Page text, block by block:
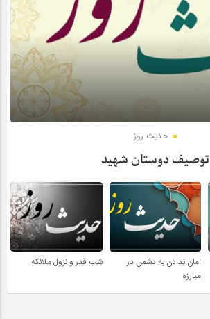
حدیث روز
توصیف دوستان شهید
امان ندادن به دشمن در
مبارزه
شب قدر و نزول ملائکه